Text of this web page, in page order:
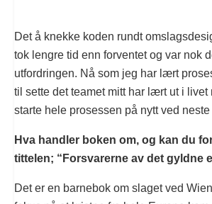
Det å knekke koden rundt
tok lengre tid enn forventet og var nok
utfordringen. Nå som jeg har lært
til sette det teamet mitt har lært ut i livet
starte hele prosessen på nytt ved neste
Hva handler boken om, og kan du
tittelen; “Forsvarerne av det gyldne
Det er en barnebok om slaget ved